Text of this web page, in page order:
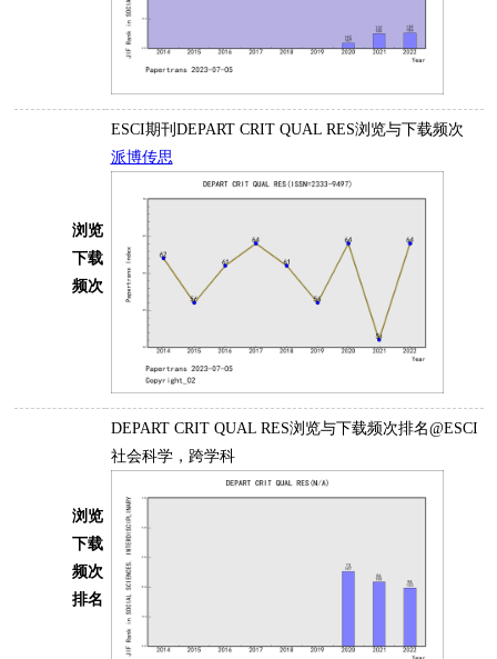
浏览
下载
频次
ESCI期刊DEPART CRIT QUAL RES浏览与下载频次
派博传思
浏览
下载
频次
排名
DEPART CRIT QUAL RES浏览与下载频次排名@ESCI
社会科学，跨学科